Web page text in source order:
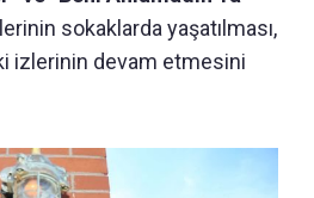
sokaklarda yaşatılması,
izlerinin devam etmesini